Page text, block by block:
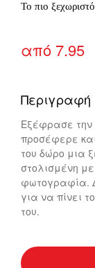
Το πιο
από 7.95
Περιγραφή
Εξέφρασε την
προσέφερε
του δώρο μια
στολισμένη
φωτογραφία.
για να πίνει
του.